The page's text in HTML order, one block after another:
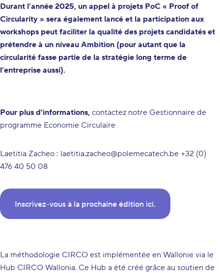
Durant l’année 2025, un appel à projets PoC « Proof of
Circularity » sera également lancé et la participation aux
workshops peut faciliter la qualité des projets candidatés et
prétendre à un niveau Ambition (pour autant que la
circularité fasse partie de la stratégie long terme de
l’entreprise aussi).
Pour plus d'informations, contactez notre Gestionnaire de
programme Economie Circulaire
Laetitia Zacheo : laetitia.zacheo@polemecatech.be +32 (0)
476 40 50 08
Inscrivez-vous à la prochaine édition ici.
La méthodologie CIRCO est implémentée en Wallonie via le
Hub CIRCO Wallonia. Ce Hub a été créé grâce au soutien de